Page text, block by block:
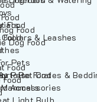
Food
Dog Food
Food
Food
Food
& Leashes
Pets
– Pet Crates &
Accessories
Pet